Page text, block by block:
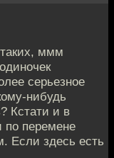
ммм
серьезное
нибудь
Кстати и в
по перемене
Если здесь есть